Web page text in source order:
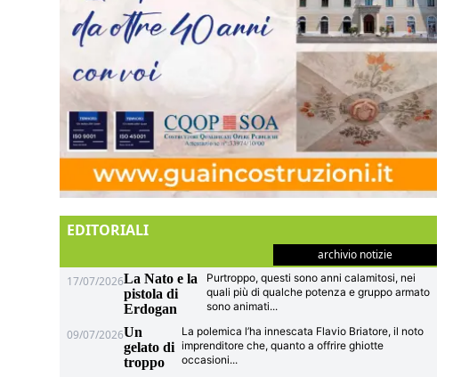
EDITORIALI
archivio notizie
17/07/2026La Nato e la
pistola di
Erdogan
Purtroppo, questi sono anni calamitosi, nei
quali più di qualche potenza e gruppo armato
sono animati...
09/07/2026Un
gelato di
troppo
La polemica l’ha innescata Flavio Briatore, il noto
imprenditore che, quanto a offrire ghiotte
occasioni...